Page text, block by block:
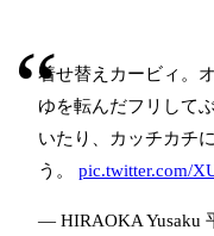
着せ替えカービィ。
ゆを転んだフリして
いたり、カッチカチ
う。 pic.twitter.com/
— HIRAOKA Yusaku